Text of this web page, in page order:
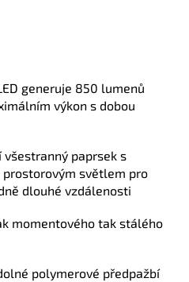
generuje 850 lumenů
výkon s dobou
paprsek s
světlem pro
dlouhé vzdálenosti
momentového tak stálého
polymerové předpažbí